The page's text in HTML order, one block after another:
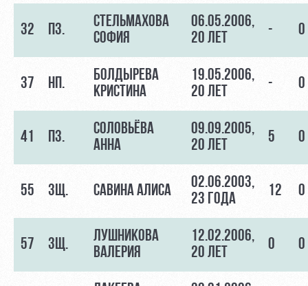
32 ПЗ.
СТЕЛЬМАХОВА
СОФИЯ
06.05.2006,
20 ЛЕТ
- 0
37 НП.
БОЛДЫРЕВА
КРИСТИНА
19.05.2006,
20 ЛЕТ
- 0
41 ПЗ.
СОЛОВЬЁВА
АННА
09.09.2005,
20 ЛЕТ
5 0
55 ЗЩ. САВИНА АЛИСА
02.06.2003,
23 ГОДА
12 0
57 ЗЩ.
ЛУШНИКОВА
ВАЛЕРИЯ
12.02.2006,
20 ЛЕТ
0 0